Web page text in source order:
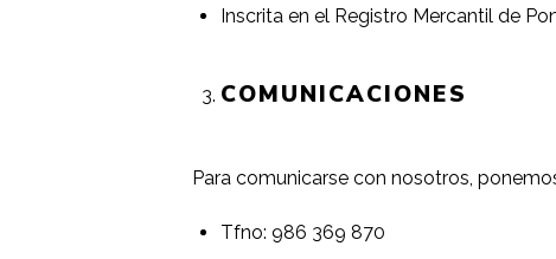
Inscrita en el Registro Mercantil de
COMUNICACIONES
Para comunicarse con nosotros,
Tfno: 986 369 870